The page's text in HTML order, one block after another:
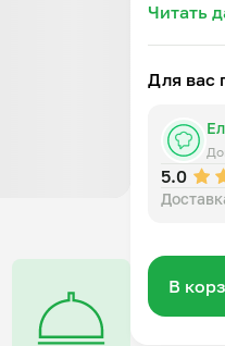
Читать
Для вас
5.0
В